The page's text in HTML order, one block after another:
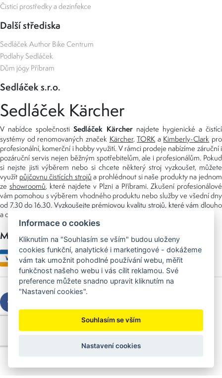
Čisticí prostředky a dezinfekce
Další střediska
Sedláček Author Bike Centrum
Podlahy Sedláček
Dům jógy Příbram
Sedláček s.r.o.
Sedláček Kärcher
V nabídce společnostiSedláček Kärchernajdete hygienické a čistící
systémy od renomovaných značek Kärcher,TORK a Kimberly-Clark pro
profesionální, komerční i hobby využití. V rámci prodeje nabízíme záruční i
pozáruční servis nejen běžným spotřebitelům, ale i profesionálům. Pokud
si nejste jisti výběrem nebo si chcete některý stroj vyzkoušet, můžete
využít půjčovnu čistících strojů a prohlédnout si naše produkty na jednom
ze showroomů, které najdete v Plzni a Příbrami. Zkušení profesionálové
vám pomohou s výběrem vhodného produktu nebo služby ve všední dny
od 7.30 do 16.30. Vyzkoušejte prémiovou kvalitu strojů, které vám dlouho
a dobře poslouží nejen doma, ale i v zaměstnání.
Možnosti platby
Copyright © 2026 Sedláček s.r.o.
Created byOLC Webdesign
Informace o cookies
Kliknutím na "Souhlasím se vším" budou uloženy
cookies funkční, analytické i marketingové - dokážeme
vám tak umožnit pohodlné používání webu, měřit
funkčnost našeho webu i vás cílit reklamou. Své
preference můžete snadno upravit kliknutím na
"Nastavení cookies".
Souhlasím se vším
Nastavení cookies